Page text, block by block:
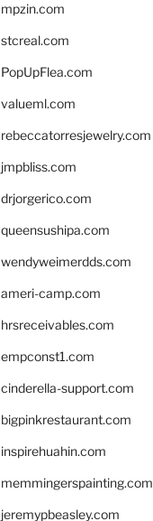
mpzin.com
stcreal.com
PopUpFlea.com
valueml.com
rebeccatorresjewelry.com
jmpbliss.com
drjorgerico.com
queensushipa.com
wendyweimerdds.com
ameri-camp.com
hrsreceivables.com
empconst1.com
cinderella-support.com
bigpinkrestaurant.com
inspirehuahin.com
memmingerspainting.com
jeremypbeasley.com